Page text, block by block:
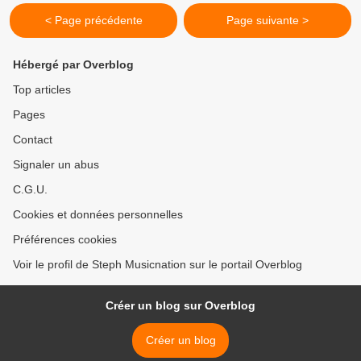
< Page précédente Page suivante >
Hébergé par Overblog
Top articles
Pages
Contact
Signaler un abus
C.G.U.
Cookies et données personnelles
Préférences cookies
Voir le profil de Steph Musicnation sur le portail Overblog
Créer un blog sur Overblog
Créer un blog